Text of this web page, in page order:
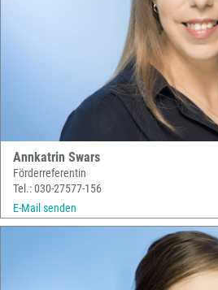
Annkatrin Swars
Förderreferentin
Tel.: 030-27577-156
E-Mail senden